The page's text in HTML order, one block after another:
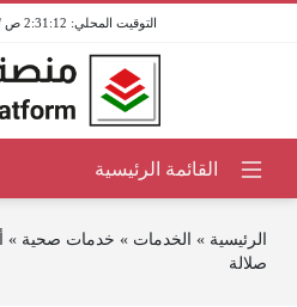
2:31:12 ص / 9 أغسطس 2026
الرئيسية » الخدمات » خدمات صحية »
صلالة